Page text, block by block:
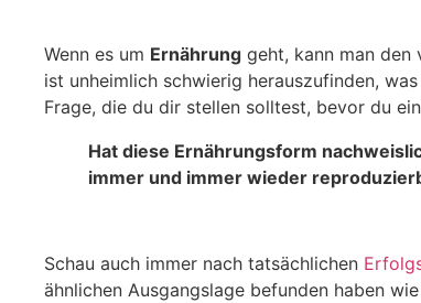
Wenn es um Ernährung geht, kann man den
ist unheimlich schwierig herauszufinden,
Frage, die du dir stellen solltest, bevor du
Hat diese Ernährungsform
immer und immer wieder
Schau auch immer nach tatsächlichen
ähnlichen Ausgangslage befunden haben